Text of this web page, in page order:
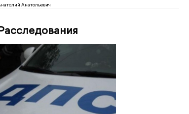
Анатольевич